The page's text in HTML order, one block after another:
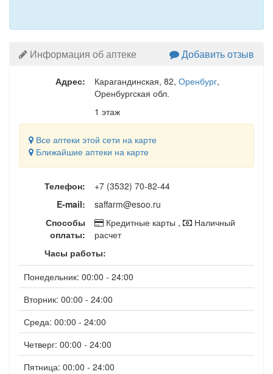
Информация об аптеке Добавить отзыв
Адрес: Карагандинская, 82, Оренбург,
Оренбургская обл.
1 этаж
Все аптеки этой сети на карте
Ближайшие аптеки на карте
Телефон:
+7 (3532) 70-82-44
E-mail:
saffarm@esoo.ru
Способы
оплаты:
Кредитные карты ,
Наличный
расчет
Часы работы:
Понедельник: 00:00 - 24:00
Вторник: 00:00 - 24:00
Среда: 00:00 - 24:00
Четверг: 00:00 - 24:00
Пятница: 00:00 - 24:00